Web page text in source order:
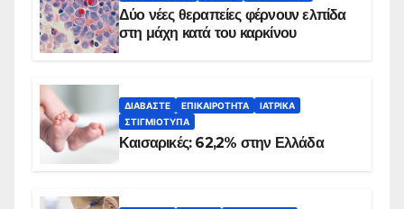
Δύο νέες θεραπείες φέρνουν ελπίδα
στη μάχη κατά του καρκίνου
ΔΙΑΒΆΣΤΕ ΕΠΙΚΑΙΡΌΤΗΤΑ
ΙΑΤΡΙΚΆ
ΣΤΙΓΜΙΌΤΥΠΑ
Καισαρικές: 62,2% στην Ελλάδα